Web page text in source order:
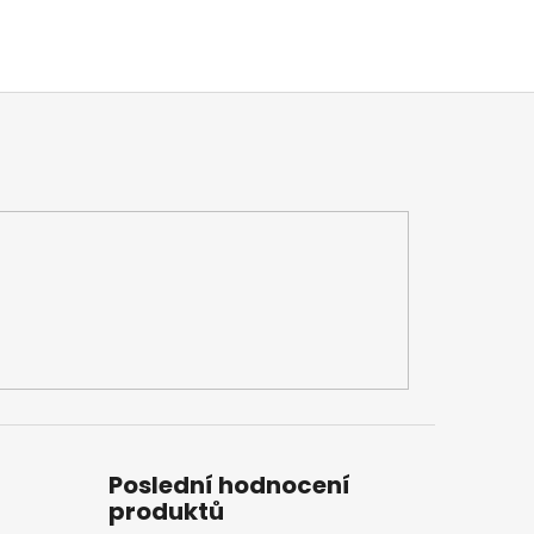
Poslední hodnocení
produktů